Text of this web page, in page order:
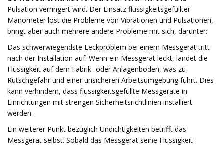
Pulsation verringert wird. Der Einsatz flüssigkeitsgefüllter
Manometer löst die Probleme von Vibrationen und Pulsationen,
bringt aber auch mehrere andere Probleme mit sich, darunter:
Das schwerwiegendste Leckproblem bei einem Messgerät tritt
nach der Installation auf. Wenn ein Messgerät leckt, landet die
Flüssigkeit auf dem Fabrik- oder Anlagenboden, was zu
Rutschgefahr und einer unsicheren Arbeitsumgebung führt. Dies
kann verhindern, dass flüssigkeitsgefüllte Messgeräte in
Einrichtungen mit strengen Sicherheitsrichtlinien installiert
werden.
Ein weiterer Punkt bezüglich Undichtigkeiten betrifft das
Messgerät selbst. Sobald das Messgerät seine Flüssigkeit